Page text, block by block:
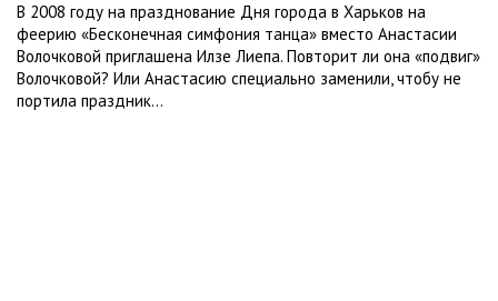
В 2008 году на празднование Дня города в Харьков на
феерию «Бесконечная симфония танца» вместо Анастасии
Волочковой приглашена Илзе Лиепа. Повторит ли она «подвиг»
Волочковой? Или Анастасию специально заменили, чтобу не
портила праздник...